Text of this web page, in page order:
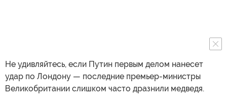
Не удивляйтесь, если Путин первым делом нанесет
удар по Лондону — последние премьер-министры
Великобритании слишком часто дразнили медведя.